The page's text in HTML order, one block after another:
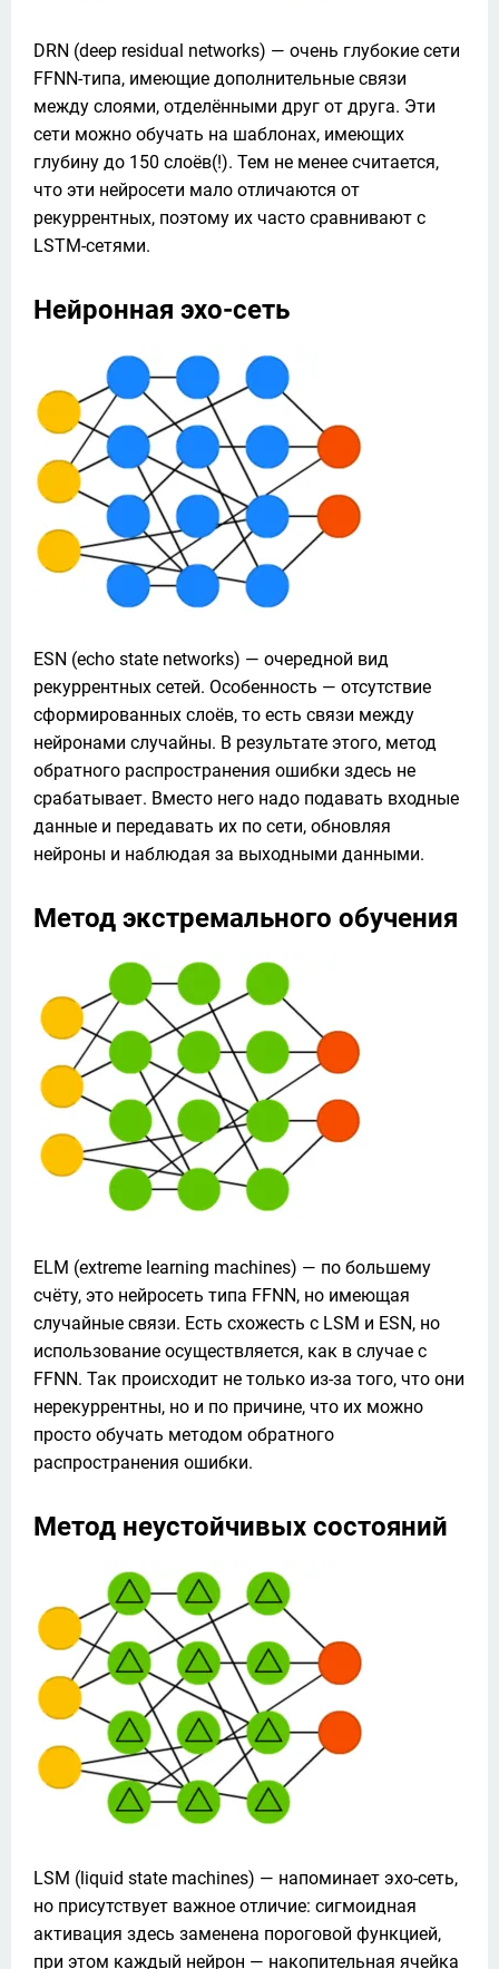
DRN (deep residual networks) — очень глубокие сети
FFNN-типа, имеющие дополнительные связи
между слоями, отделёнными друг от друга. Эти
сети можно обучать на шаблонах, имеющих
глубину до 150 слоёв(!). Тем не менее считается,
что эти нейросети мало отличаются от
рекуррентных, поэтому их часто сравнивают с
LSTM-сетями.
Нейронная эхо-сеть
ESN (echo state networks) — очередной вид
рекуррентных сетей. Особенность — отсутствие
сформированных слоёв, то есть связи между
нейронами случайны. В результате этого, метод
обратного распространения ошибки здесь не
срабатывает. Вместо него надо подавать входные
данные и передавать их по сети, обновляя
нейроны и наблюдая за выходными данными.
Метод экстремального обучения
ELM (extreme learning machines) — по большему
счёту, это нейросеть типа FFNN, но имеющая
случайные связи. Есть схожесть с LSM и ESN, но
использование осуществляется, как в случае с
FFNN. Так происходит не только из-за того, что они
нерекуррентны, но и по причине, что их можно
просто обучать методом обратного
распространения ошибки.
Метод неустойчивых состояний
LSM (liquid state machines) — напоминает эхо-сеть,
но присутствует важное отличие: сигмоидная
активация здесь заменена пороговой функцией,
при этом каждый нейрон — накопительная ячейка